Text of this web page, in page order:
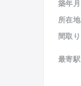
築年月
所在地
間取り
最寄駅